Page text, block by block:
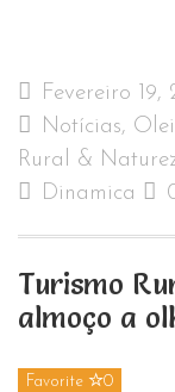
Fevereiro 19,
Notícias,
Rural &
Dinamica
Turismo
almoço a
Favorite 0